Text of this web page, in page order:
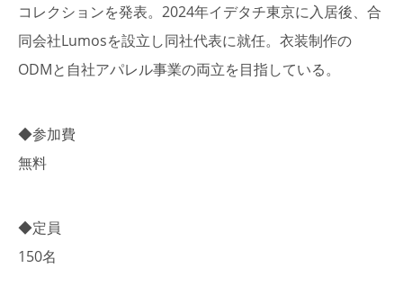
コレクションを発表。2024年イデタチ東京に入居後、合
同会社Lumosを設立し同社代表に就任。衣装制作の
ODMと自社アパレル事業の両立を目指している。
◆参加費
無料
◆定員
150名